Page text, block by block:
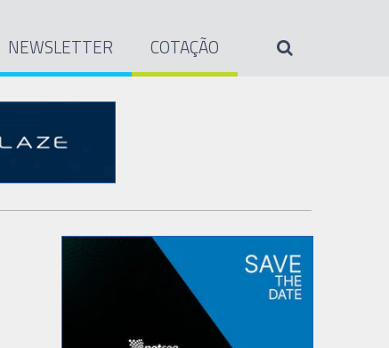
NEWSLETTER COTAÇÃO